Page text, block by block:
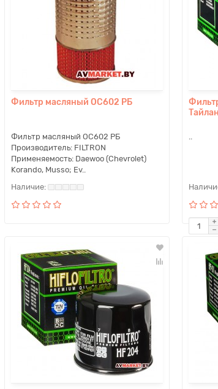
Фильтр масляный ОС602 РБ
Фильтр масляный ОС602 РБ
Производитель: FILTRON
Применяемость: Daewoo (Chevrolet)
Korando, Musso; Ev..
..